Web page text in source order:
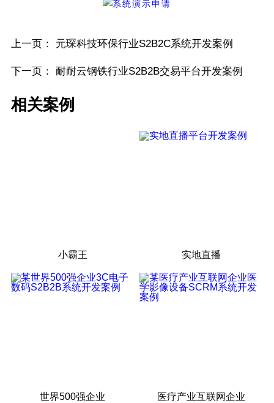
上一页： 元琛科技环保行业S2B2C系统开发案例
下一页： 耐耐云钢铁行业S2B2B交易平台开发案例
相关案例
小霸王 实地直播
世界500强企业 医疗产业互联网企业